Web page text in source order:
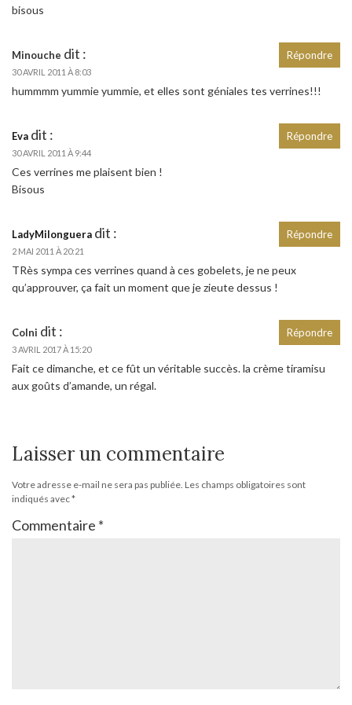
bisous
Minouche dit :
30 AVRIL 2011 À 8:03
hummmm yummie yummie, et elles sont géniales tes verrines!!!
Répondre
Eva dit :
30 AVRIL 2011 À 9:44
Ces verrines me plaisent bien !
Bisous
Répondre
LadyMilonguera dit :
2 MAI 2011 À 20:21
TRès sympa ces verrines quand à ces gobelets, je ne peux
qu’approuver, ça fait un moment que je zieute dessus !
Répondre
Colni dit :
3 AVRIL 2017 À 15:20
Fait ce dimanche, et ce fût un véritable succès. la crème tiramisu
aux goûts d’amande, un régal.
Répondre
Laisser un commentaire
Votre adresse e-mail ne sera pas publiée. Les champs obligatoires sont
indiqués avec*
Commentaire *